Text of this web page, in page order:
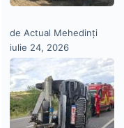
de Actual Mehedinți
iulie 24, 2026